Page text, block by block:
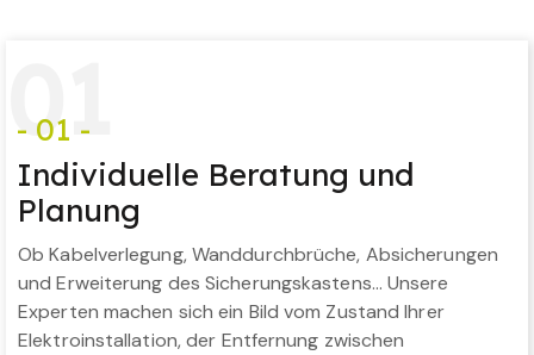
01
- 01 -
Individuelle Beratung und
Planung
Ob Kabelverlegung, Wanddurchbrüche, Absicherungen
und Erweiterung des Sicherungskastens… Unsere
Experten machen sich ein Bild vom Zustand Ihrer
Elektroinstallation, der Entfernung zwischen